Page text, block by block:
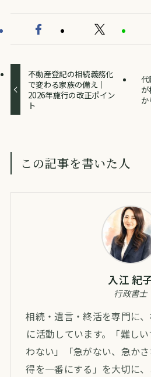
不動産登記の相続義務化
で変わる家族の備え｜
2026年施行の改正ポイン
ト
代
この記事を書いた人
入江 紀
行政書士
相続・遺言・終活を専門に
に活動しています。「難し
わない」「急がない、急か
得を一番にする」を大切に